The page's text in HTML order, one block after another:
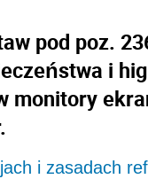
pod poz.
i
monitory
i zasadach